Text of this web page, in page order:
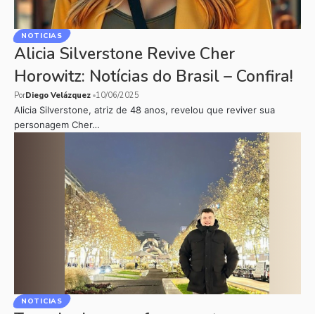
NOTICIAS
Alicia Silverstone Revive Cher
Horowitz: Notícias do Brasil – Confira!
PorDiego Velázquez 10/06/2025
Alicia Silverstone, atriz de 48 anos, revelou que reviver sua
personagem Cher…
NOTICIAS